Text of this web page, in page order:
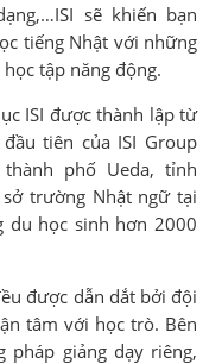
sẽ khiến bạn
tiếng Nhật với những
tập năng động.
ISI được thành lập từ
tiên của ISI Group
phố Ueda, tỉnh
trường Nhật ngữ tại
du học sinh hơn 2000
được dẫn dắt bởi đội
tâm với học trò. Bên
pháp giảng dạy riêng,